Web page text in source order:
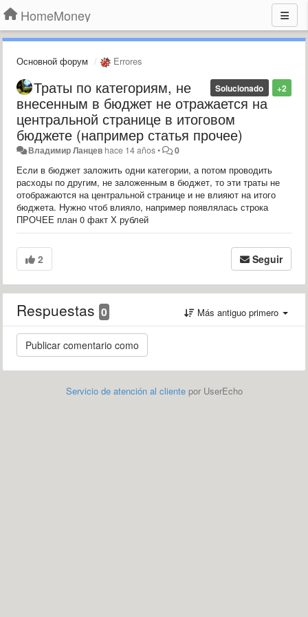
HomeMoney
Основной форум Errores
+2
Solucionado
Траты по категориям, не
внесенным в бюджет не отражается на
центральной странице в итоговом
бюджете (например статья прочее)
Владимир Ланцев hace 14 años• 0
Если в бюджет заложить одни категории, а потом проводить
расходы по другим, не заложенным в бюджет, то эти траты не
отображаются на центральной странице и не влияют на итого
бюджета. Нужно чтоб влияло, например появлялась строка
ПРОЧЕЕ план 0 факт Х рублей
2 Seguir
Respuestas 0 Más antiguo primero
Servicio de atención al cliente por UserEcho